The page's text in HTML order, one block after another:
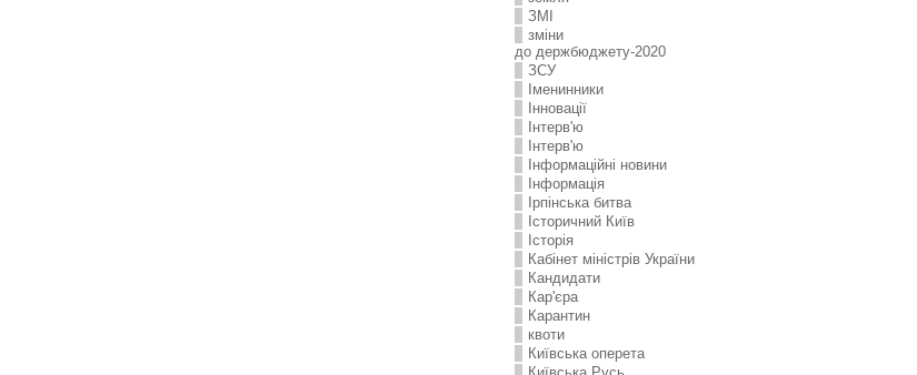
ЗМІ
зміни
до держбюджету-2020
ЗСУ
Іменинники
Інновації
Інтерв'ю
Інтерв'ю
Інформаційні новини
Інформація
Ірпінська битва
Історичний Київ
Історія
Кабінет міністрів України
Кандидати
Кар'єра
Карантин
квоти
Київська оперета